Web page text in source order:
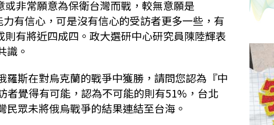
非常願意為保衛台灣而戰，較無意願是
有信心，可是沒有信心的受訪者更多一些，有
有將近四成四。政大選研中心研究員陳陸輝表
識。
斯在對烏克蘭的戰爭中獲勝，請問您認為『中
覺得有可能，認為不可能的則有51%，台北
眾未將俄烏戰爭的結果連結至台海。